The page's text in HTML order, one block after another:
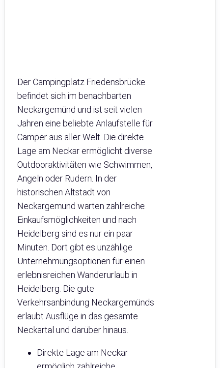
Der Campingplatz Friedensbrücke
befindet sich im benachbarten
Neckargemünd und ist seit vielen
Jahren eine beliebte Anlaufstelle für
Camper aus aller Welt. Die direkte
Lage am Neckar ermöglicht diverse
Outdooraktivitäten wie Schwimmen,
Angeln oder Rudern. In der
historischen Altstadt von
Neckargemünd warten zahlreiche
Einkaufsmöglichkeiten und nach
Heidelberg sind es nur ein paar
Minuten. Dort gibt es unzählige
Unternehmungsoptionen für einen
erlebnisreichen Wanderurlaub in
Heidelberg. Die gute
Verkehrsanbindung Neckargemünds
erlaubt Ausflüge in das gesamte
Neckartal und darüber hinaus.
Direkte Lage am Neckar